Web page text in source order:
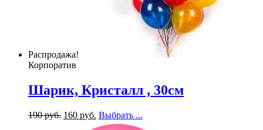
Распродажа!
Корпоратив
Шарик, Кристалл , 30см
190руб. 160 руб. Выбрать ...